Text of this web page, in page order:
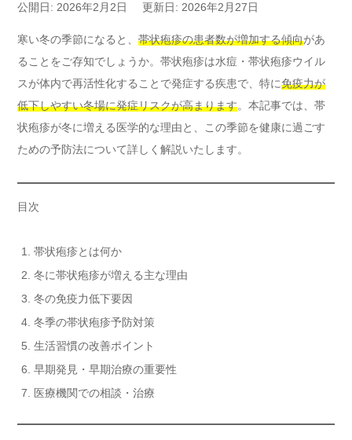
公開日: 2026年2月2日 更新日: 2026年2月27日
寒い冬の季節になると、 帯状疱疹の患者数が増加する傾向があ
ることをご存知でしょうか。帯状疱疹は水痘・帯状疱疹ウイル
スが体内で再活性化することで発症する疾患で、特に免疫力が
低下しやすい冬場に発症リスクが高まります。本記事では、帯
状疱疹が冬に増える医学的な理由と、この季節を健康に過ごす
ための予防法について詳しく解説いたします。
目次
帯状疱疹とは何か
冬に帯状疱疹が増える主な理由
冬の免疫力低下要因
冬季の帯状疱疹予防対策
生活習慣の改善ポイント
早期発見・早期治療の重要性
医療機関での相談・治療